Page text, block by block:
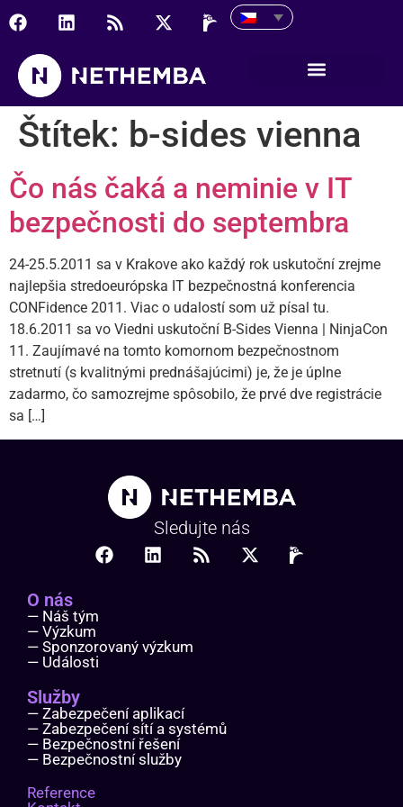
Štítek: b-sides vienna
Čo nás čaká a neminie v IT
bezpečnosti do septembra
24-25.5.2011 sa v Krakove ako každý rok uskutoční zrejme
najlepšia stredoeurópska IT bezpečnostná konferencia
CONFidence 2011. Viac o udalostí som už písal tu.
18.6.2011 sa vo Viedni uskutoční B-Sides Vienna | NinjaCon
11. Zaujímavé na tomto komornom bezpečnostnom
stretnutí (s kvalitnými prednášajúcimi) je, že je úplne
zadarmo, čo samozrejme spôsobilo, že prvé dve registrácie
sa […]
Sledujte nás
O nás
— Náš tým
— Výzkum
— Sponzorovaný výzkum
— Události
Služby
— Zabezpečení aplikací
— Zabezpečení sítí a systémů
— Bezpečnostní řešení
— Bezpečnostní služby
Reference